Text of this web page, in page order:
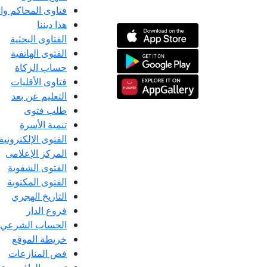
فتاوى المحاكم
هذا ديننا
الفتاوى البحثية
الفتوى الهاتفية
حساب الزكاة
فتاوى الأقليات
التعليم عن بعد
طلب فتوى
تنمية الأسرة
الفتوى الإلكترونية
المركز الإعلامى
الفتوى الشفوية
الفتوى المكتوبة
التاريخ الهجري
فروع الدار
الحساب الشرعي
خريطة الموقع
فض المنازعات